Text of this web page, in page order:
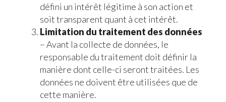
défini un intérêt légitime à son action et
soit transparent quant à cet intérêt.
Limitation du traitement des données
– Avant la collecte de données, le
responsable du traitement doit définir la
manière dont celle-ci seront traitées. Les
données ne doivent être utilisées que de
cette manière.